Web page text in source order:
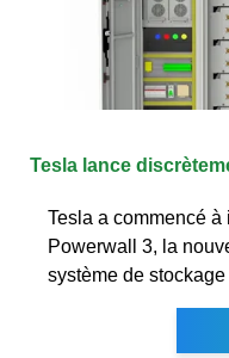
Tesla lance
Tesla a commencé
Powerwall 3, la
système de